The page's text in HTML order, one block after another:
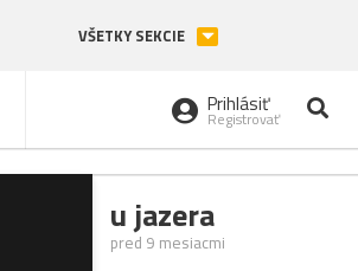
VŠETKY SEKCIE
Prihlásiť
Registrovať
u jazera
pred 9 mesiacmi